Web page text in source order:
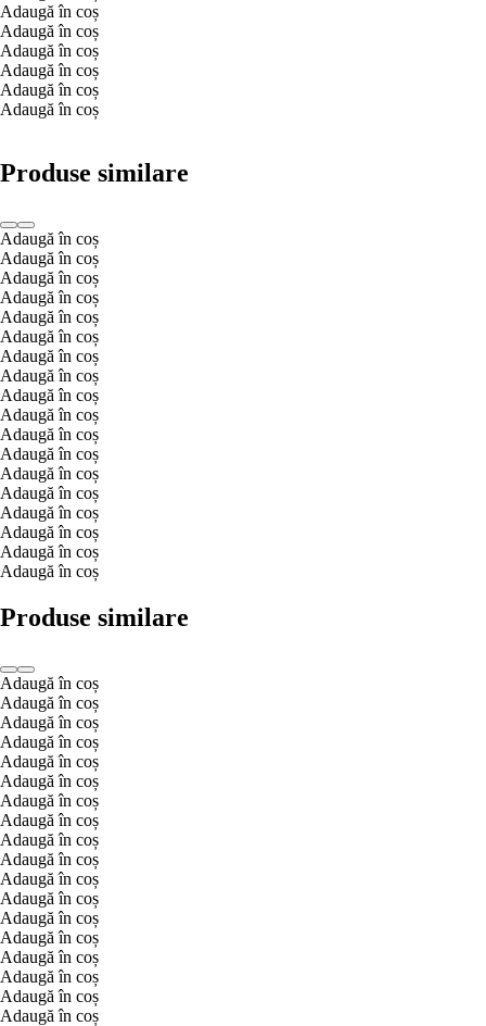
Adaugă în coș
Adaugă în coș
Adaugă în coș
Adaugă în coș
Adaugă în coș
Adaugă în coș
Produse similare
Adaugă în coș
Adaugă în coș
Adaugă în coș
Adaugă în coș
Adaugă în coș
Adaugă în coș
Adaugă în coș
Adaugă în coș
Adaugă în coș
Adaugă în coș
Adaugă în coș
Adaugă în coș
Adaugă în coș
Adaugă în coș
Adaugă în coș
Adaugă în coș
Adaugă în coș
Adaugă în coș
Produse similare
Adaugă în coș
Adaugă în coș
Adaugă în coș
Adaugă în coș
Adaugă în coș
Adaugă în coș
Adaugă în coș
Adaugă în coș
Adaugă în coș
Adaugă în coș
Adaugă în coș
Adaugă în coș
Adaugă în coș
Adaugă în coș
Adaugă în coș
Adaugă în coș
Adaugă în coș
Adaugă în coș